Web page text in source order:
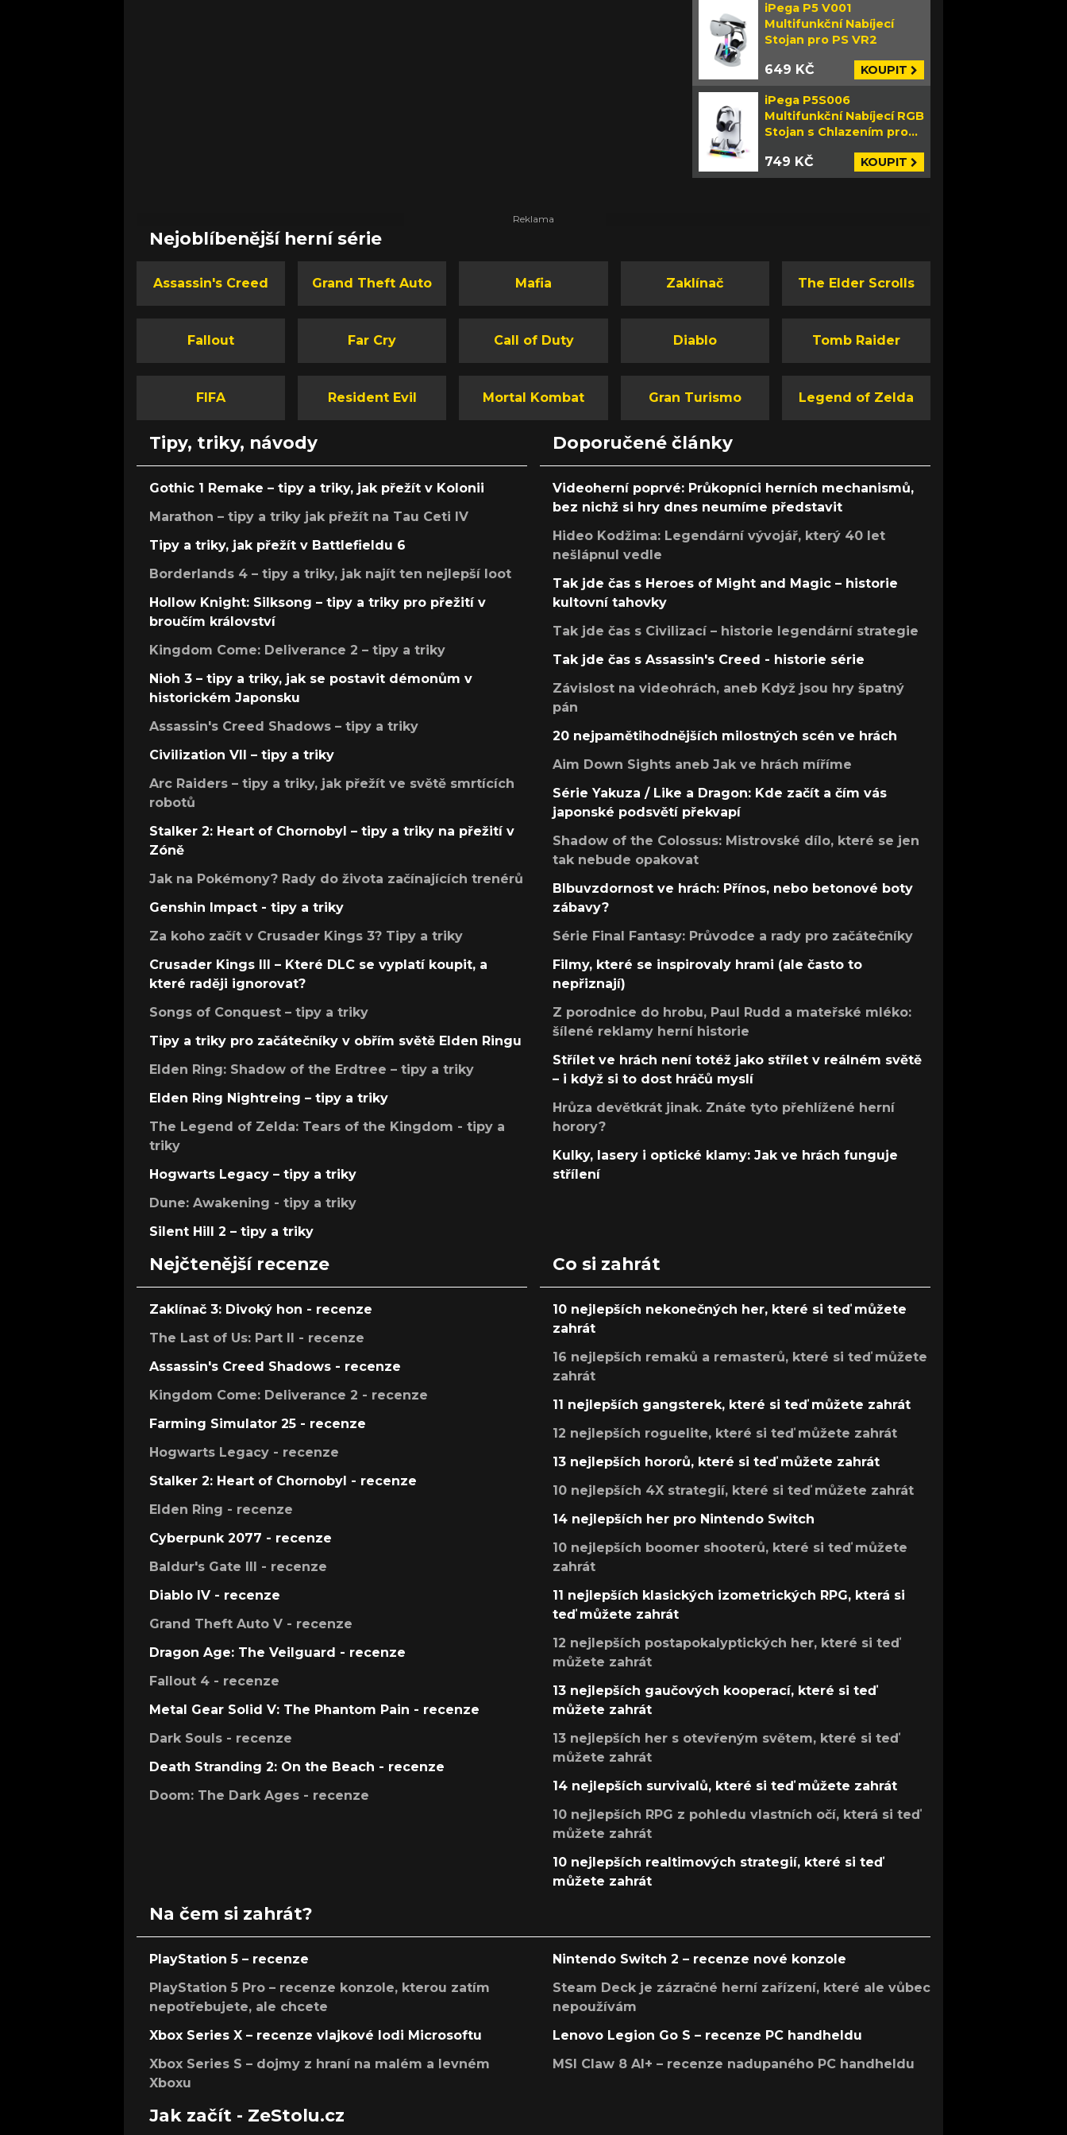
iPega P5 V001
Multifunkční Nabíjecí
Stojan pro PS VR2
649 KČ KOUPIT
iPega P5S006
Multifunkční Nabíjecí RGB
Stojan s Chlazením pro
749 KČ KOUPIT
Nejoblíbenější herní série
Assassin's Creed Grand Theft Auto Mafia Zaklínač The Elder Scrolls
Fallout Far Cry Call of Duty Diablo Tomb Raider
FIFA Resident Evil Mortal Kombat Gran Turismo Legend of Zelda
Tipy, triky, návody
Gothic 1 Remake – tipy a triky, jak přežít v Kolonii
Marathon – tipy a triky jak přežít na Tau Ceti IV
Tipy a triky, jak přežít v Battlefieldu 6
Borderlands 4 – tipy a triky, jak najít ten nejlepší loot
Hollow Knight: Silksong – tipy a triky pro přežití v
broučím království
Kingdom Come: Deliverance 2 – tipy a triky
Nioh 3 – tipy a triky, jak se postavit démonům v
historickém Japonsku
Assassin's Creed Shadows – tipy a triky
Civilization VII – tipy a triky
Arc Raiders – tipy a triky, jak přežít ve světě smrtících
robotů
Stalker 2: Heart of Chornobyl – tipy a triky na přežití v
Zóně
Jak na Pokémony? Rady do života začínajících trenérů
Genshin Impact - tipy a triky
Za koho začít v Crusader Kings 3? Tipy a triky
Crusader Kings III – Které DLC se vyplatí koupit, a
které raději ignorovat?
Songs of Conquest – tipy a triky
Tipy a triky pro začátečníky v obřím světě Elden Ringu
Elden Ring: Shadow of the Erdtree – tipy a triky
Elden Ring Nightreing – tipy a triky
The Legend of Zelda: Tears of the Kingdom - tipy a
triky
Hogwarts Legacy – tipy a triky
Dune: Awakening - tipy a triky
Silent Hill 2 – tipy a triky
Doporučené články
Videoherní poprvé: Průkopníci herních mechanismů,
bez nichž si hry dnes neumíme představit
Hideo Kodžima: Legendární vývojář, který 40 let
nešlápnul vedle
Tak jde čas s Heroes of Might and Magic – historie
kultovní tahovky
Tak jde čas s Civilizací – historie legendární strategie
Tak jde čas s Assassin's Creed - historie série
Závislost na videohrách, aneb Když jsou hry špatný
pán
20 nejpamětihodnějších milostných scén ve hrách
Aim Down Sights aneb Jak ve hrách míříme
Série Yakuza / Like a Dragon: Kde začít a čím vás
japonské podsvětí překvapí
Shadow of the Colossus: Mistrovské dílo, které se jen
tak nebude opakovat
Blbuvzdornost ve hrách: Přínos, nebo betonové boty
zábavy?
Série Final Fantasy: Průvodce a rady pro začátečníky
Filmy, které se inspirovaly hrami (ale často to
nepřiznají)
Z porodnice do hrobu, Paul Rudd a mateřské mléko:
šílené reklamy herní historie
Střílet ve hrách není totéž jako střílet v reálném světě
– i když si to dost hráčů myslí
Hrůza devětkrát jinak. Znáte tyto přehlížené herní
horory?
Kulky, lasery i optické klamy: Jak ve hrách funguje
střílení
Nejčtenější recenze
Zaklínač 3: Divoký hon - recenze
The Last of Us: Part II - recenze
Assassin's Creed Shadows - recenze
Kingdom Come: Deliverance 2 - recenze
Farming Simulator 25 - recenze
Hogwarts Legacy - recenze
Stalker 2: Heart of Chornobyl - recenze
Elden Ring - recenze
Cyberpunk 2077 - recenze
Baldur's Gate III - recenze
Diablo IV - recenze
Grand Theft Auto V - recenze
Dragon Age: The Veilguard - recenze
Fallout 4 - recenze
Metal Gear Solid V: The Phantom Pain - recenze
Dark Souls - recenze
Death Stranding 2: On the Beach - recenze
Doom: The Dark Ages - recenze
Co si zahrát
10 nejlepších nekonečných her, které si teď můžete
zahrát
16 nejlepších remaků a remasterů, které si teď můžete
zahrát
11 nejlepších gangsterek, které si teď můžete zahrát
12 nejlepších roguelite, které si teď můžete zahrát
13 nejlepších hororů, které si teď můžete zahrát
10 nejlepších 4X strategií, které si teď můžete zahrát
14 nejlepších her pro Nintendo Switch
10 nejlepších boomer shooterů, které si teď můžete
zahrát
11 nejlepších klasických izometrických RPG, která si
teď můžete zahrát
12 nejlepších postapokalyptických her, které si teď
můžete zahrát
13 nejlepších gaučových kooperací, které si teď
můžete zahrát
13 nejlepších her s otevřeným světem, které si teď
můžete zahrát
14 nejlepších survivalů, které si teď můžete zahrát
10 nejlepších RPG z pohledu vlastních očí, která si teď
můžete zahrát
10 nejlepších realtimových strategií, které si teď
můžete zahrát
Na čem si zahrát?
PlayStation 5 – recenze
PlayStation 5 Pro – recenze konzole, kterou zatím
nepotřebujete, ale chcete
Xbox Series X – recenze vlajkové lodi Microsoftu
Xbox Series S – dojmy z hraní na malém a levném
Xboxu
Nintendo Switch 2 – recenze nové konzole
Steam Deck je zázračné herní zařízení, které ale vůbec
nepoužívám
Lenovo Legion Go S – recenze PC handheldu
MSI Claw 8 AI+ – recenze nadupaného PC handheldu
Jak začít - ZeStolu.cz